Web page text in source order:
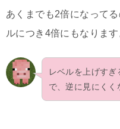
あくまでも2倍になって
ルにつき4倍にもなります
レベルを上げす
で、逆に見にくく